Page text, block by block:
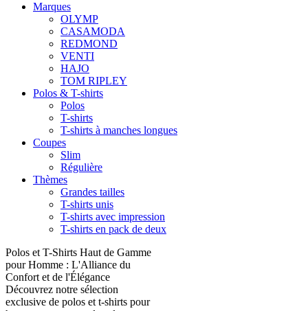
Marques
OLYMP
CASAMODA
REDMOND
VENTI
HAJO
TOM RIPLEY
Polos & T-shirts
Polos
T-shirts
T-shirts à manches longues
Coupes
Slim
Régulière
Thèmes
Grandes tailles
T-shirts unis
T-shirts avec impression
T-shirts en pack de deux
Polos et T-Shirts Haut de Gamme
pour Homme : L'Alliance du
Confort et de l'Élégance
Découvrez notre sélection
exclusive de polos et t-shirts pour